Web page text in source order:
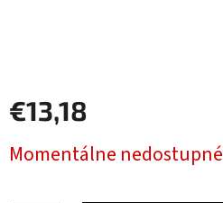
€13,18
cena:
Momentálne nedostupné